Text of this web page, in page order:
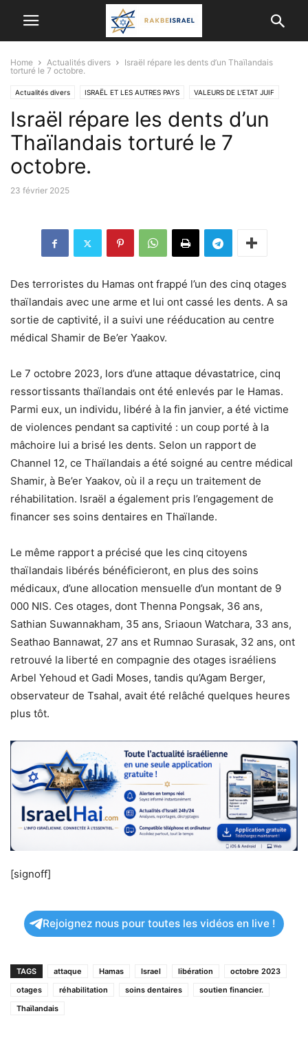
Home Actualités divers
Israël répare les dents d’un Thaïlandais
torturé le 7 octobre.
Actualités divers ISRAËL ET LES AUTRES PAYS VALEURS DE L'ETAT JUIF
VIE EN ISRAËL
Israël répare les dents d’un
Thaïlandais torturé le 7
octobre.
23 février 2025
Des terroristes du Hamas ont frappé l’un des cinq otages
thaïlandais avec une arme et lui ont cassé les dents. A sa
sortie de captivité, il a suivi une rééducation au centre
médical Shamir de Be’er Yaakov.
Le 7 octobre 2023, lors d’une attaque dévastatrice, cinq
ressortissants thaïlandais ont été enlevés par le Hamas.
Parmi eux, un individu, libéré à la fin janvier, a été victime
de violences pendant sa captivité : un coup porté à la
mâchoire lui a brisé les dents. Selon un rapport de
Channel 12, ce Thaïlandais a été soigné au centre médical
Shamir, à Be’er Yaakov, où il a reçu un traitement de
réhabilitation. Israël a également pris l’engagement de
financer ses soins dentaires en Thaïlande.
Le même rapport a précisé que les cinq citoyens
thaïlandais libérés bénéficieront, en plus des soins
médicaux, d’une allocation mensuelle d’un montant de 9
000 NIS. Ces otages, dont Thenna Pongsak, 36 ans,
Sathian Suwannakham, 35 ans, Sriaoun Watchara, 33 ans,
Seathao Bannawat, 27 ans et Rumnao Surasak, 32 ans, ont
retrouvé la liberté en compagnie des otages israéliens
Arbel Yehoud et Gadi Moses, tandis qu’Agam Berger,
observateur de Tsahal, avait été relâché quelques heures
plus tôt.
[signoff]
Rejoignez nous pour toutes les vidéos en live !
TAGS attaque Hamas Israel libération
octobre 2023
otages
réhabilitation soins dentaires
soutien financier.
Thaïlandais